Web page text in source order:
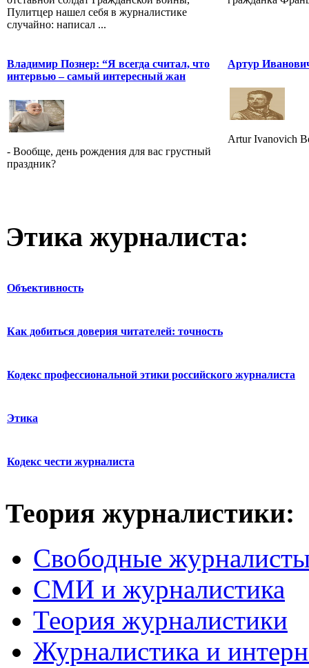
Пулитцер нашел себя в журналистике
случайно: написал ...
Владимир Познер: “Я всегда считал, что
интервью – самый интересный жан
- Вообще, день рождения для вас грустный
праздник?
Артур
Artur Ivanovich
Этика журналиста:
Объективность
Как добиться доверия читателей: точность
Кодекс профессиональной этики российского журналиста
Этика
Кодекс чести журналиста
Теория журналистики:
Свободные
СМИ и журналистика
Теория журналистики
Журналистика и